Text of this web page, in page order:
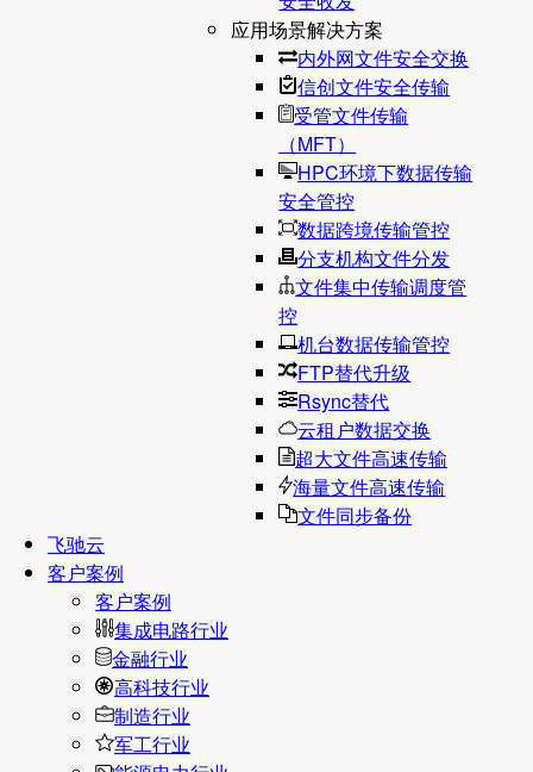
应用场景解决方案
内外网文件安全交换
信创文件安全传输
受管文件传输
（MFT）
HPC环境下数据传输
安全管控
数据跨境传输管控
分支机构文件分发
文件集中传输调度管
控
机台数据传输管控
FTP替代升级
Rsync替代
云租户数据交换
超大文件高速传输
海量文件高速传输
文件同步备份
飞驰云
客户案例
客户案例
集成电路行业
金融行业
高科技行业
制造行业
军工行业